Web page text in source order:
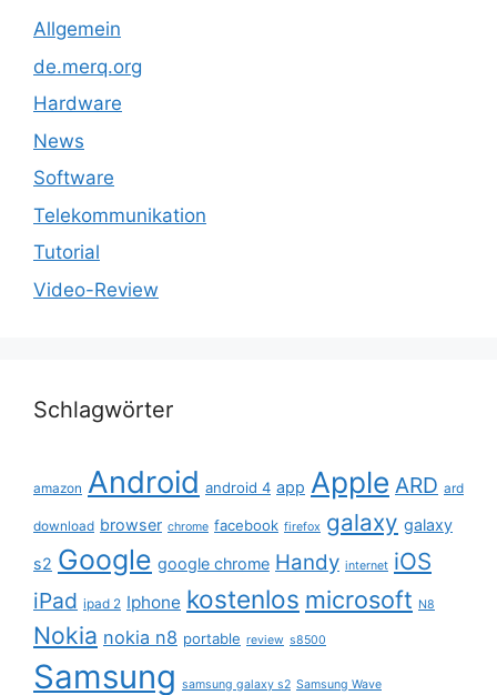
Allgemein
de.merq.org
Hardware
News
Software
Telekommunikation
Tutorial
Video-Review
Schlagwörter
amazon Android android 4 app Apple ARD ard
download browser chrome facebook firefox galaxy galaxy
s2 Google google chrome Handy internet iOS
iPad ipad 2 Iphone kostenlos microsoft N8
Nokia nokia n8 portable review s8500
Samsung samsung galaxy s2 Samsung Wave